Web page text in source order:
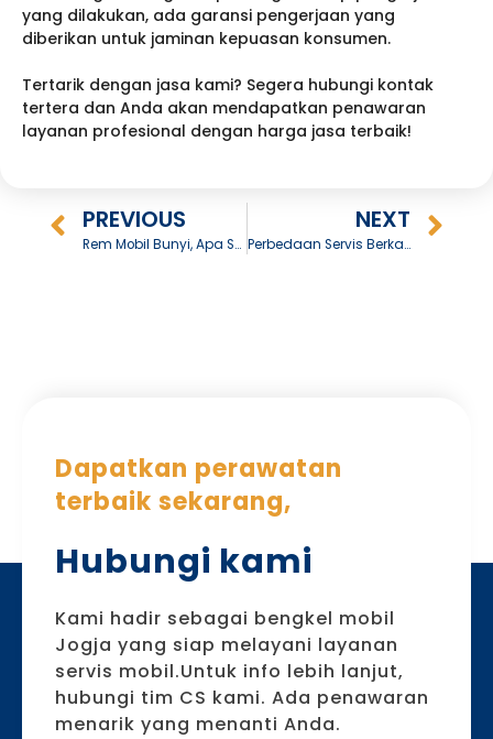
yang dilakukan, ada garansi pengerjaan yang
diberikan untuk jaminan kepuasan konsumen.
Tertarik dengan jasa kami? Segera hubungi kontak
tertera dan Anda akan mendapatkan penawaran
layanan profesional dengan harga jasa terbaik!
PREVIOUS
Rem Mobil Bunyi, Apa Sebabnya?
NEXT
Perbedaan Servis Berkala dan Tune Up pada Mobil, Apa Itu?
Dapatkan perawatan
terbaik sekarang,
Hubungi kami
Kami hadir sebagai bengkel mobil
Jogja yang siap melayani layanan
servis mobil.Untuk info lebih lanjut,
hubungi tim CS kami. Ada penawaran
menarik yang menanti Anda.